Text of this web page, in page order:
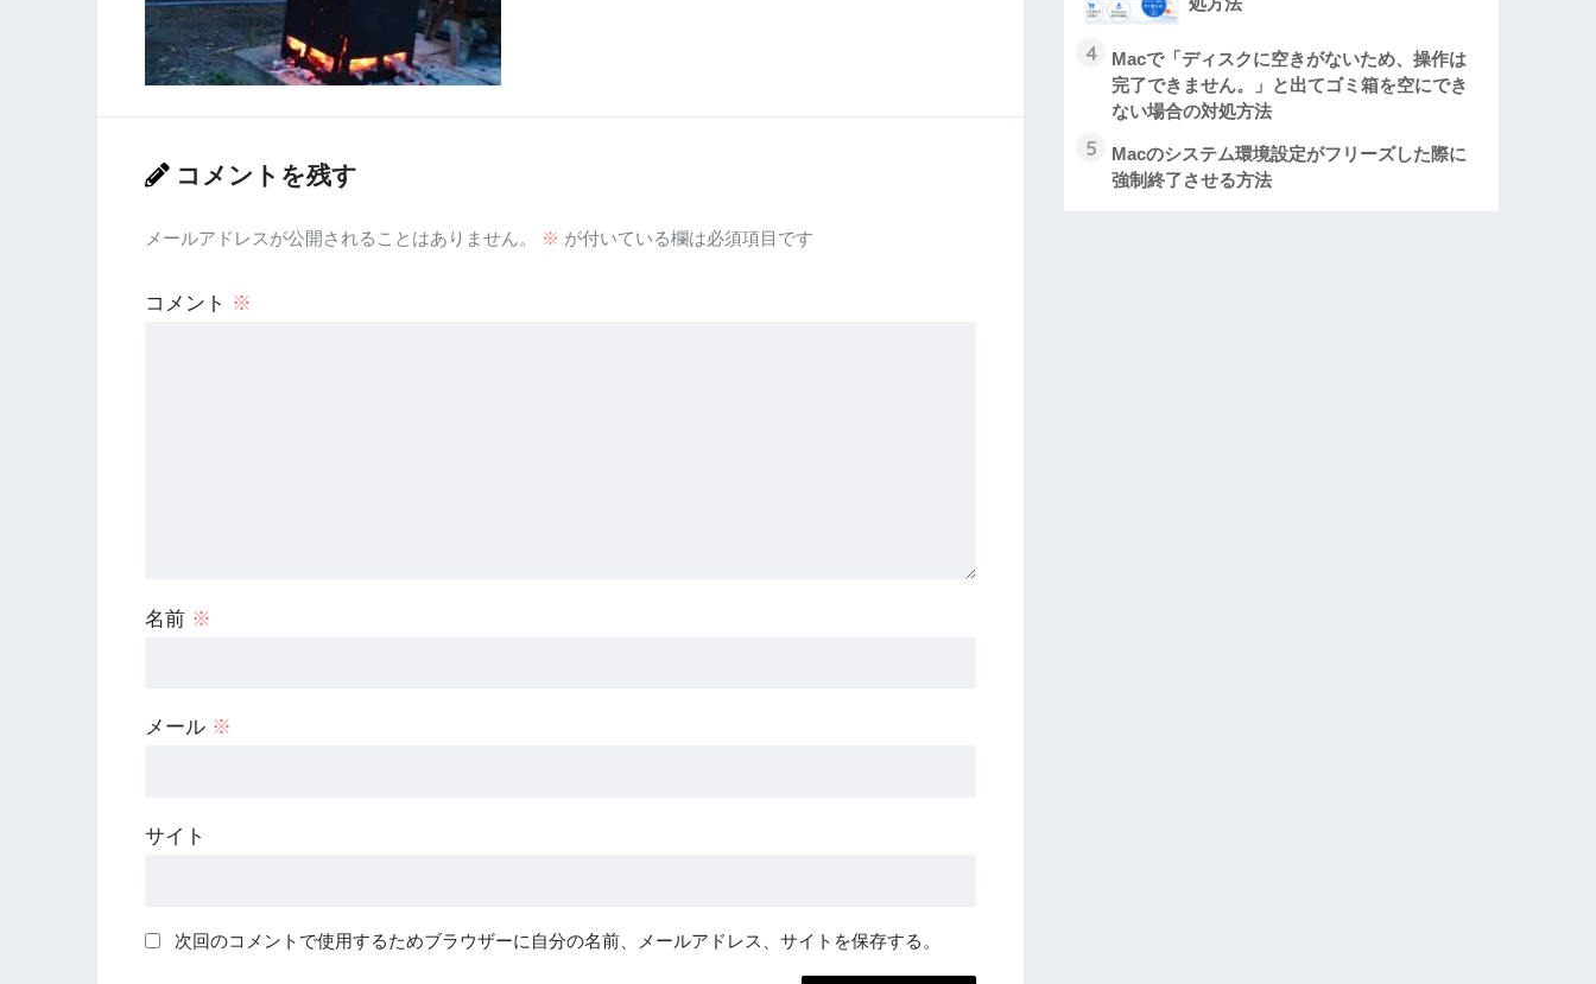
コメントを残す
メールアドレスが公開されることはありません。 ※ が付いている欄は必須項目です
コメント ※
名前 ※
メール ※
サイト
次回のコメントで使用するためブラウザーに自分の名前、メールアドレス、サイトを保存する。
4
Macで「ディスクに空きがないため、操作は
完了できません。」と出てゴミ箱を空にでき
ない場合の対処方法
5
Macのシステム環境設定がフリーズした際に
強制終了させる方法